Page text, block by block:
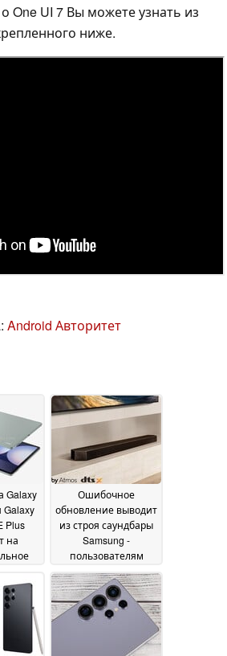
One UI 7 Вы можете узнать из
ниже.
Android Авторитет
Galaxy
Galaxy
Plus
на
Ошибочное
обновление выводит
из строя саундбары
Samsung -
пользователям
требуется ремонт
оборудования17 March
2025